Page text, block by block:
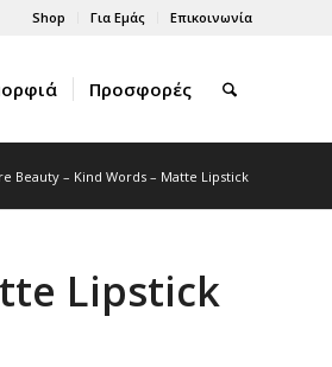
Shop Για Εμάς Επικοινωνία
Προσφορές
Beauty – Kind Words – Matte Lipstick
Lipstick